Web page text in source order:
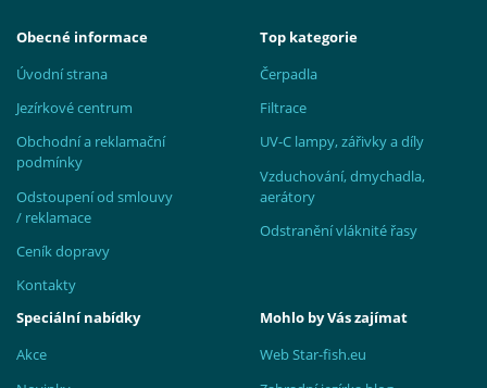
Obecné informace
Úvodní strana
Jezírkové centrum
Obchodní a reklamační
podmínky
Odstoupení od smlouvy
/ reklamace
Ceník dopravy
Kontakty
Top kategorie
Čerpadla
Filtrace
UV-C lampy, zářivky a díly
Vzduchování, dmychadla,
aerátory
Odstranění vláknité řasy
Speciální nabídky
Akce
Mohlo by Vás zajímat
Web Star-fish.eu